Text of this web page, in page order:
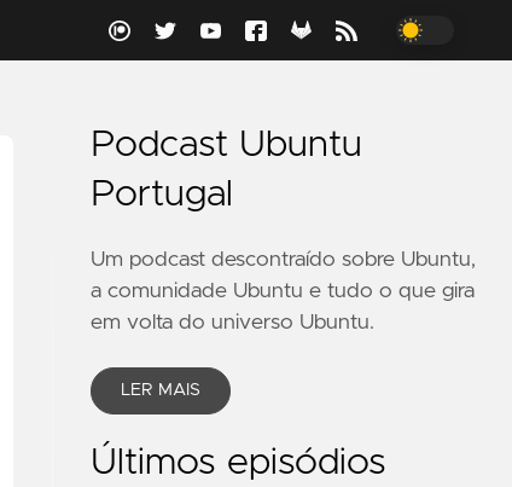
Podcast Ubuntu
Portugal
Um podcast descontraído sobre Ubuntu,
a comunidade Ubuntu e tudo o que gira
em volta do universo Ubuntu.
LER MAIS
Últimos episódios